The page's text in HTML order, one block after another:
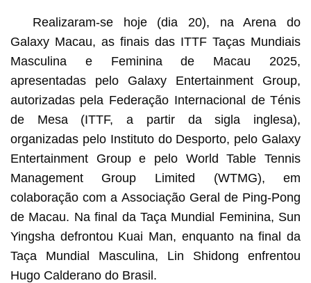
Realizaram-se hoje (dia 20), na Arena do
Galaxy Macau, as finais das ITTF Taças Mundiais
Masculina e Feminina de Macau 2025,
apresentadas pelo Galaxy Entertainment Group,
autorizadas pela Federação Internacional de Ténis
de Mesa (ITTF, a partir da sigla inglesa),
organizadas pelo Instituto do Desporto, pelo Galaxy
Entertainment Group e pelo World Table Tennis
Management Group Limited (WTMG), em
colaboração com a Associação Geral de Ping-Pong
de Macau. Na final da Taça Mundial Feminina, Sun
Yingsha defrontou Kuai Man, enquanto na final da
Taça Mundial Masculina, Lin Shidong enfrentou
Hugo Calderano do Brasil.